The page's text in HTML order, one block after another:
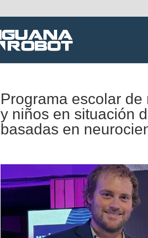
Programa escolar
y niños en situación
basadas en